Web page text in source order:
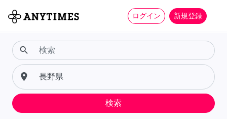
ログイン 新規登録
search
place
検索